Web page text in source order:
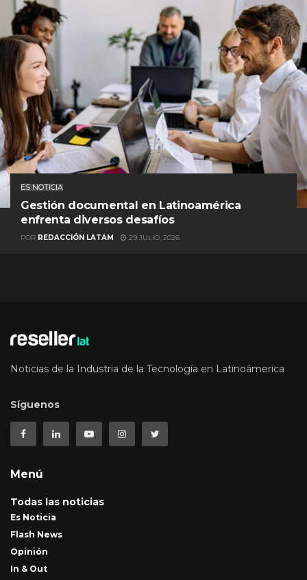
ES NOTICIA
Gestión documental en Latinoamérica
enfrenta diversos desafíos
POR REDACCIÓN LATAM 29 JULIO, 2026
Noticias de la Industria de la Tecnología en Latinoámerica
Síguenos
Menú
Todas las noticias
Es Noticia
Flash News
Opinión
In & Out